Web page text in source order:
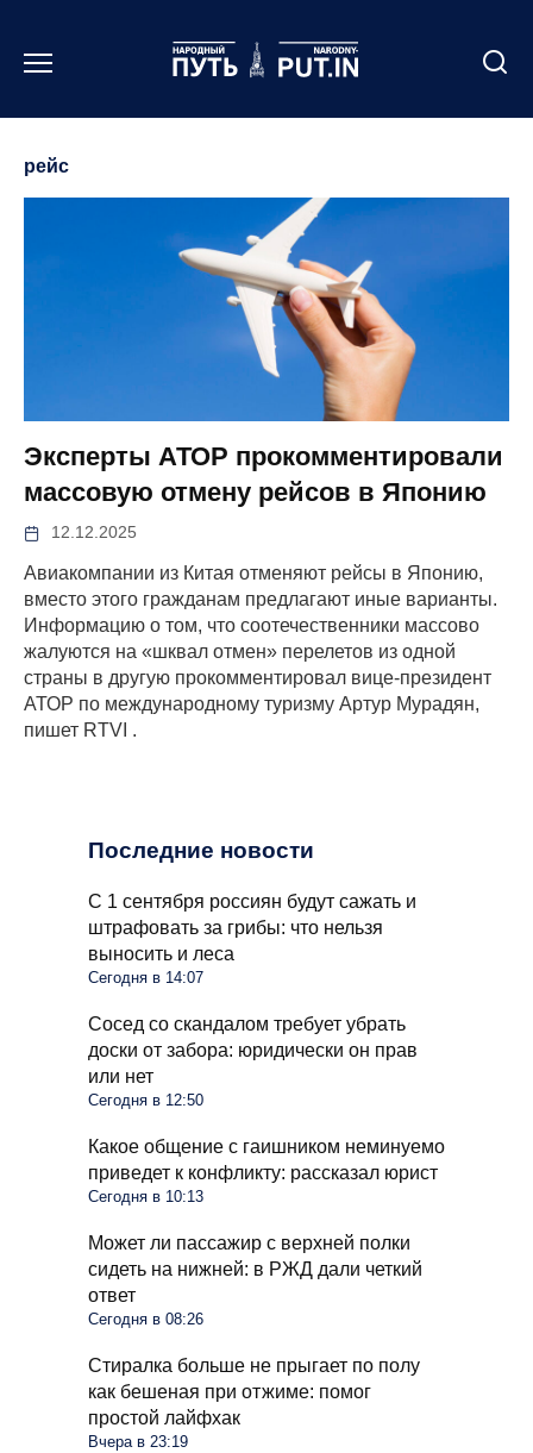
содержанию
рейс
Эксперты АТОР прокомментировали
массовую отмену рейсов в Японию
12.12.2025
Авиакомпании из Китая отменяют рейсы в Японию,
вместо этого гражданам предлагают иные варианты.
Информацию о том, что соотечественники массово
жалуются на «шквал отмен» перелетов из одной
страны в другую прокомментировал вице-президент
АТОР по международному туризму Артур Мурадян,
пишет RTVI .
Последние новости
С 1 сентября россиян будут сажать и
штрафовать за грибы: что нельзя
выносить и леса
Сегодня в 14:07
Сосед со скандалом требует убрать
доски от забора: юридически он прав
или нет
Сегодня в 12:50
Какое общение с гаишником неминуемо
приведет к конфликту: рассказал юрист
Сегодня в 10:13
Может ли пассажир с верхней полки
сидеть на нижней: в РЖД дали четкий
ответ
Сегодня в 08:26
Стиралка больше не прыгает по полу
как бешеная при отжиме: помог
простой лайфхак
Вчера в 23:19